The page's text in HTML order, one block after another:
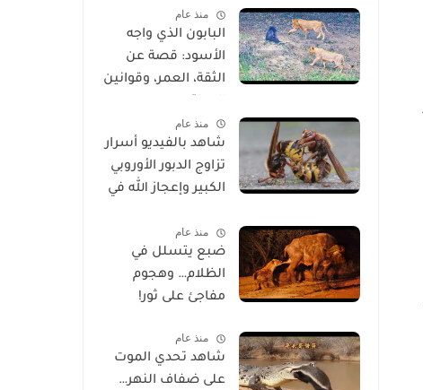
بالفيديو
منذ عام
البابون الذي واجه
الأسود: قصة عن
الثقة، العمر، وقوانين
منذ عام
شاهد بالفيديو أسرار
تزاوج الدبور الأوروبي
الكبير وإعجاز الله في
منذ عام
ضبع يتسلل في
الظلام… وهجوم
مفاجئ على ثور!
منذ عام
شاهد تحدي الموت
على ضفاف النهر…